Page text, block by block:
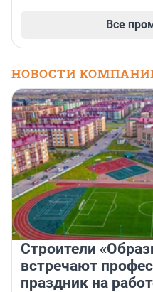
Все
НОВОСТИ
Строители
встречают
праздник на